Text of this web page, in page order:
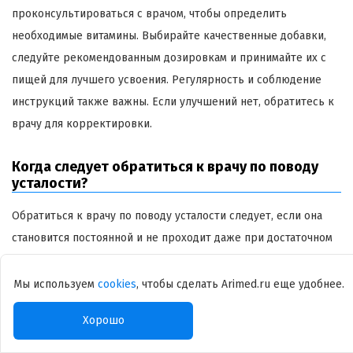
проконсультироваться с врачом, чтобы определить
необходимые витамины. Выбирайте качественные добавки,
следуйте рекомендованным дозировкам и принимайте их с
пищей для лучшего усвоения. Регулярность и соблюдение
инструкций также важны. Если улучшений нет, обратитесь к
врачу для корректировки.
Когда следует обратиться к врачу по поводу
усталости?
Обратиться к врачу по поводу усталости следует, если она
становится постоянной и не проходит даже при достаточном
усталость сопровождается другими симптомами, такими как
резкое похудение, хронические боли, проблемы со сном или
концентрацией, или если она влияет на вашу повседневную
Мы используем cookies, чтобы сделать Arimed.ru еще удобнее.
Хорошо